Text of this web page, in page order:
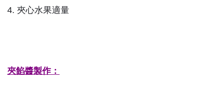
4. 夾心水果適量
夾餡醬製作：